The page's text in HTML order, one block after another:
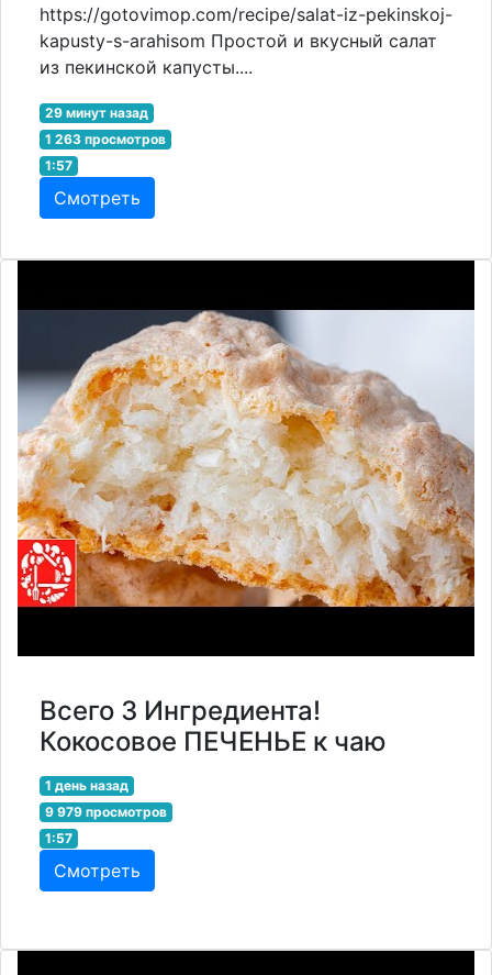
https://gotovimop.com/recipe/salat-iz-pekinskoj-
kapusty-s-arahisom Простой и вкусный салат
из пекинской капусты....
29 минут назад
1 263 просмотров
1:57
Смотреть
Всего 3 Ингредиента!
Кокосовое ПЕЧЕНЬЕ к чаю
1 день назад
9 979 просмотров
1:57
Смотреть